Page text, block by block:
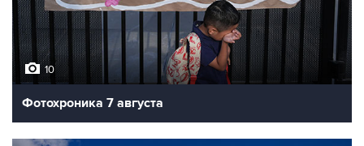
10
Фотохроника 7 августа